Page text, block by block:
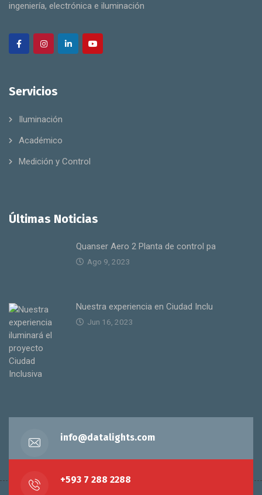
ingeniería, electrónica e iluminación
Servicios
Iluminación
Académico
Medición y Control
Últimas Noticias
Quanser Aero 2 Planta de control pa
Ago 9, 2023
Nuestra experiencia en Ciudad Inclu
Jun 16, 2023
info@datalights.com
+593 7 288 2288